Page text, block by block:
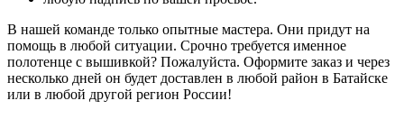
В нашей команде только опытные мастера. Они придут на
помощь в любой ситуации. Срочно требуется именное
полотенце с вышивкой? Пожалуйста. Оформите заказ и через
несколько дней он будет доставлен в любой район в Батайске
или в любой другой регион России!